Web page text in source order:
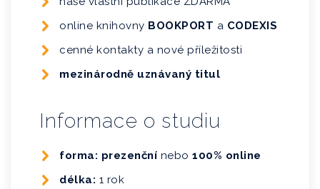
online knihovny BOOKPORT a CODEXIS
cenné kontakty a nové příležitosti
mezinárodně uznávaný titul
Informace o studiu
forma: prezenční nebo 100% online
délka: 1 rok